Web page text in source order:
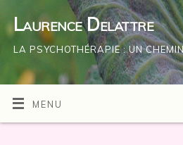
Laurence Delattre
LA PSYCHOTHÉRAPIE : UN
MENU